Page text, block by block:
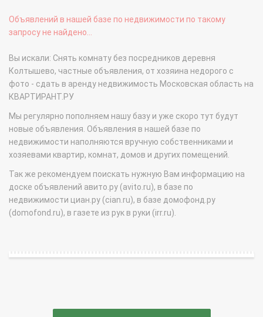
Объявлений в нашей базе по недвижимости по такому
запросу не найдено...
Вы искали: Снять комнату без посредников деревня
Колтышево, частные объявления, от хозяина недорого с
фото - сдать в аренду недвижимость Московская область на
КВАРТИРАНТ.РУ
Мы регулярно пополняем нашу базу и уже скоро тут будут
новые объявления. Объявления в нашей базе по
недвижимости наполняются вручную собственниками и
хозяевами квартир, комнат, домов и других помещений.
Так же рекомендуем поискать нужную Вам информацию на
доске объявлений авито.ру (avito.ru), в базе по
недвижимости циан.ру (cian.ru), в базе домофонд.ру
(domofond.ru), в газете из рук в руки (irr.ru).